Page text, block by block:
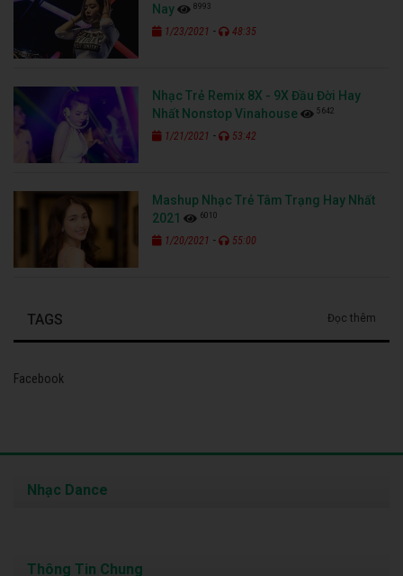
Nay
8993
1/23/2021 - 48:35
Nhạc Trẻ Remix 8X - 9X Đầu Đời Hay
Nhất Nonstop Vinahouse
5642
1/21/2021 - 53:42
Mashup Nhạc Trẻ Tâm Trạng Hay Nhất
2021
6010
1/20/2021 - 55:00
TAGS Đọc thêm
Facebook
Nhạc Dance
Thông Tin Chung